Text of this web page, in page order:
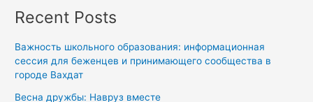
Recent Posts
Важность школьного образования: информационная
сессия для беженцев и принимающего сообщества в
городе Вахдат
Весна дружбы: Навруз вместе